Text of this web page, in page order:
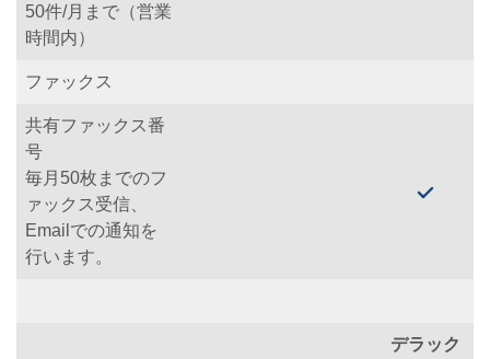
50件/月まで（営業
時間内）
ファックス
共有ファックス番
号
毎月50枚までのフ
ァックス受信、
Emailでの通知を
行います。
デラック